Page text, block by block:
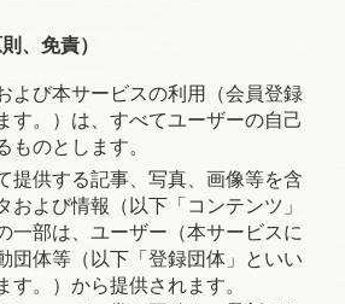
、免責）
よび本サービスの利用（会員登録
す。）は、すべてユーザーの自己
ものとします。
提供する記事、写真、画像等を含
および情報（以下「コンテンツ」
一部は、ユーザー（本サービスに
団体等（以下「登録団体」といい
す。）から提供されます。